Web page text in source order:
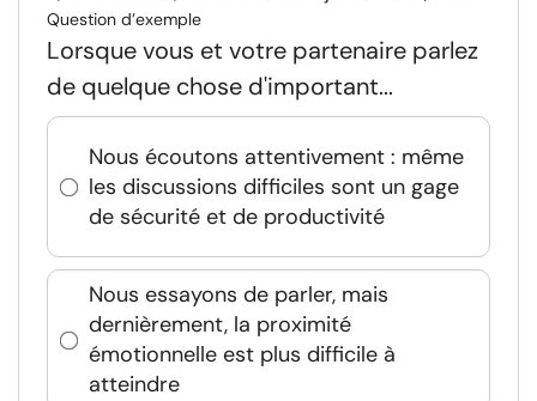
Question d’exemple
Lorsque vous et votre partenaire parlez
de quelque chose d'important...
Nous écoutons attentivement : même
les discussions difficiles sont un gage
de sécurité et de productivité
Nous essayons de parler, mais
dernièrement, la proximité
émotionnelle est plus difficile à
atteindre